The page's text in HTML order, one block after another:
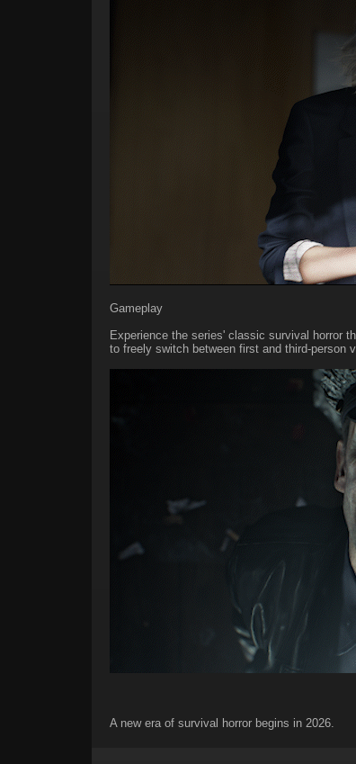
Gameplay
Experience the series' classic survival horror
to freely switch between first and third-person
A new era of survival horror begins in 2026.